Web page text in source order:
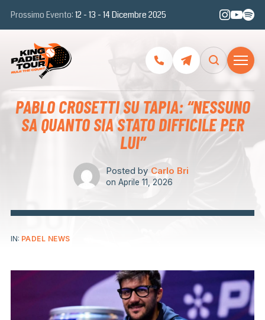
Prossimo Evento: 12 - 13 - 14 Dicembre 2025
PABLO CROSETTI SU TAPIA: “NESSUNO
SA QUANTO SIA STATO DIFFICILE PER
LUI”
Posted by Carlo Bri
on Aprile 11, 2026
IN: PADEL NEWS